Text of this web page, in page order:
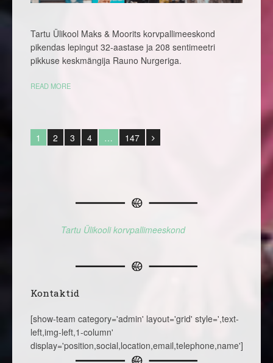
Tartu Ülikool Maks & Moorits korvpallimeeskond
pikendas lepingut 32-aastase ja 208 sentimeetri
pikkuse keskmängija Rauno Nurgeriga.
READ MORE
1 2 3 4 … 147
Tartu Ülikooli korvpallimeeskond
Kontaktid
[show-team category='admin' layout='grid' style=',text-
left,img-left,1-column'
display='position,social,location,email,telephone,name']